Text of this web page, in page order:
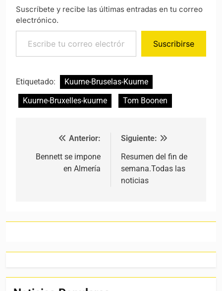
Suscríbete y recibe las últimas entradas en tu correo
electrónico.
Escribe tu correo electrónico…
Suscribirse
Etiquetado:
Kuurne-Bruselas-Kuurne
Kuurne-Bruxelles-kuurne
Tom Boonen
Navegación de entradas
Anterior:
Bennett se impone
en Almería
Siguiente:
Resumen del fin de
semana.Todas las
noticias